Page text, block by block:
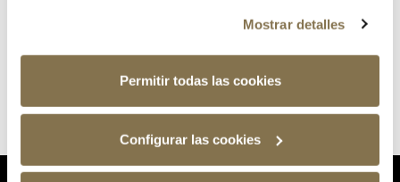
Mostrar detalles
Permitir todas las cookies
Configurar las cookies